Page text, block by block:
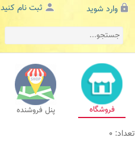
وارد شوید ثبت نام کنید
فروشگاه پنل فروشنده
تعداد: 0